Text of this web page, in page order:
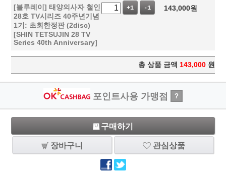
[블루레이] 태양의사자 철인
28호 TV시리즈 40주년기념
1기: 초회한정판 (2disc)
[SHIN TETSUJIN 28 TV
Series 40th Anniversary]
+1 -1 143,000원
총 상품 금액 143,000 원
포인트사용 가맹점 ?
구매하기
장바구니 관심상품